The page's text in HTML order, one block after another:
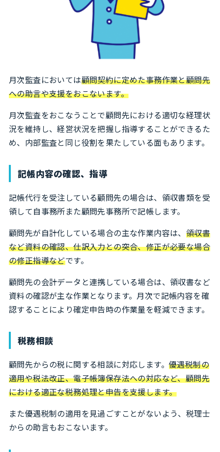
月次監査においては顧問契約に定めた事務作業と顧問先
への助言や支援をおこないます。
月次監査をおこなうことで顧問先における適切な経理状
況を維持し、経営状況を把握し指導することができるた
め、内部監査と同じ役割を果たしている面もあります。
記帳内容の確認、指導
記帳代行を受注している顧問先の場合は、領収書類を受
領して自事務所また顧問先事務所で記帳します。
顧問先が自計化している場合の主な作業内容は、 領収書
など資料の確認、仕訳入力との突合、修正が必要な場合
の修正指導などです。
顧問先の会計データと連携している場合は、領収書など
資料の確認が主な作業となります。月次で記帳内容を確
認することにより確定申告時の作業量を軽減できます。
税務相談
顧問先からの税に関する相談に対応します。 優遇税制の
適用や税法改正、電子帳簿保存法への対応など、顧問先
における適正な税務処理と申告を支援します。
また優遇税制の適用を見過ごすことがないよう、税理士
からの助言もおこないます。